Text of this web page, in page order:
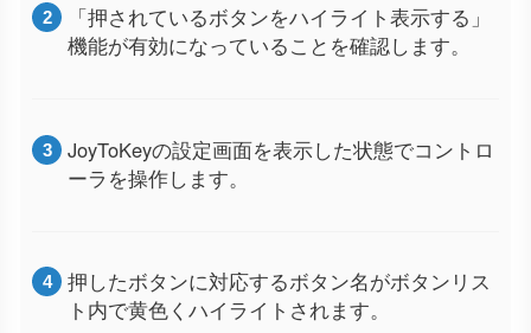
「押されているボタンをハイライト表示する」
機能が有効になっていることを確認します。
JoyToKeyの設定画面を表示した状態でコントロ
ーラを操作します。
押したボタンに対応するボタン名がボタンリス
ト内で黄色くハイライトされます。